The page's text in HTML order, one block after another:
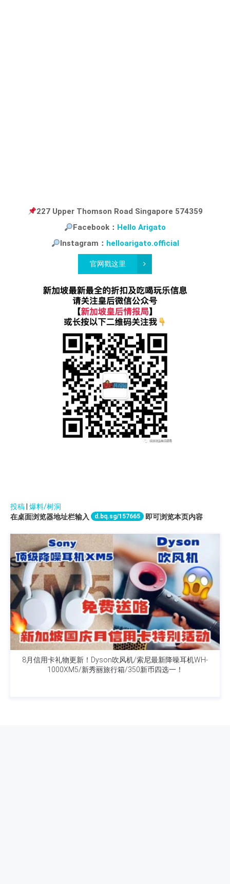
227 Upper Thomson Road Singapore 574359
Facebook： Hello Arigato
Instagram： helloarigato.official
官网戳这里
投稿 爆料/树洞
在桌面浏览器地址栏输入
d.bq.sg/157665 即可浏览本页内容
8月信用卡礼物更新！Dyson吹风机/索尼最新降噪耳机WH-
1000XM5/新秀丽旅行箱/350新币四选一！